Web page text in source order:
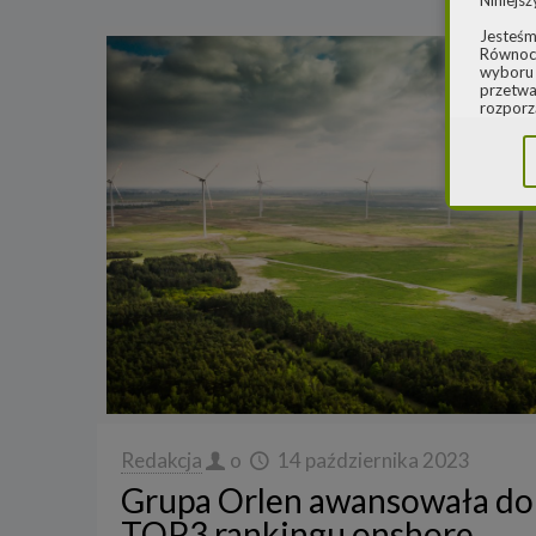
Redakcja o 14 października 2023
Grupa Orlen awansowała do
wyboru
2.
ul.
b)